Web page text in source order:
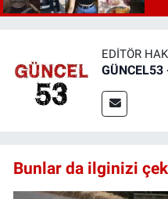
EDITÖR
Bunlar da ilginizi